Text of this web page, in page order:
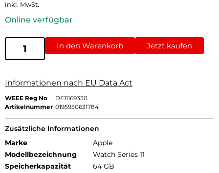
inkl. MwSt.
Online verfügbar
In den Warenkorb Jetzt kaufen
Informationen nach EU Data Act
WEEE Reg No
DE11169330
Artikelnummer 0195950631784
Zusätzliche Informationen
Marke
Apple
Modellbezeichnung
Watch Series 11
Speicherkapazität
64 GB